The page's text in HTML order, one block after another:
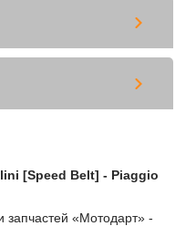
[Speed Belt] - Piaggio
запчастей «Мотодарт» -